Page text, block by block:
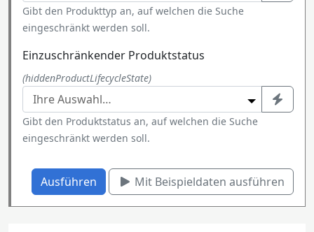
Gibt den Produkttyp an, auf welchen die Suche
eingeschränkt werden soll.
Einzuschränkender Produktstatus
(hiddenProductLifecycleState)
Gibt den Produktstatus an, auf welchen die Suche
eingeschränkt werden soll.
Mit Beispieldaten ausführen
Ausführen